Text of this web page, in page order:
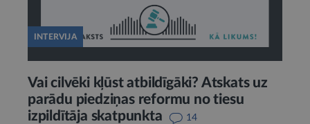
INTERVIJA
Vai cilvēki kļūst atbildīgāki? Atskats uz
parādu piedziņas reformu no tiesu
izpildītāja skatpunkta
14